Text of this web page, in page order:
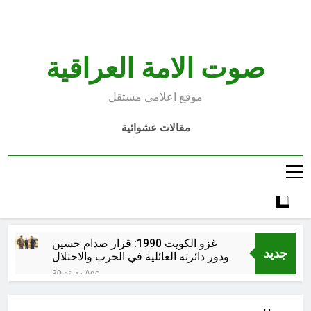
صوت الامة العراقية
موقع اعلامي مستقل
مقالات عشوائية
جديد
غزو الكويت 1990: قرار صدام حسين
ودور دائرته العائلية في الحرب والاحتلال
وعمليات النهب
30 دقيقة Ago